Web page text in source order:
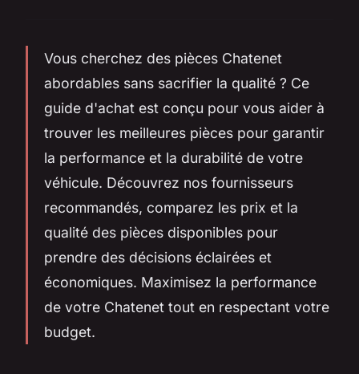
Vous cherchez des pièces Chatenet
abordables sans sacrifier la qualité ? Ce
guide d'achat est conçu pour vous aider à
trouver les meilleures pièces pour garantir
la performance et la durabilité de votre
véhicule. Découvrez nos fournisseurs
recommandés, comparez les prix et la
qualité des pièces disponibles pour
prendre des décisions éclairées et
économiques. Maximisez la performance
de votre Chatenet tout en respectant votre
budget.